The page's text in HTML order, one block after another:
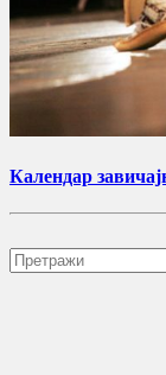
Календар